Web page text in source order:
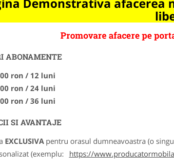
Promovare afacere pe
ABONAMENTE
ron / 12 luni
ron / 24 luni
ron / 36 luni
SI AVANTAJE
EXCLUSIVApentru orasul dumneavoastra (o
(exemplu:
https://